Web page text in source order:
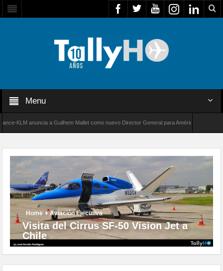
Menu
anuncia a Guilhem Mallet como nuevo Director General para América Latina
Home Aviación Ejecutiva
Visita del Cirrus SF-50 Vision Jet a
Chile